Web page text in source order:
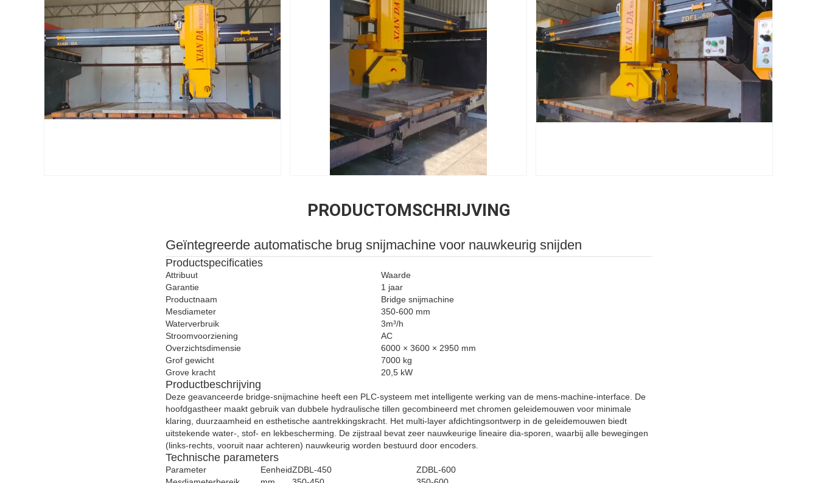
PRODUCTOMSCHRIJVING
Geïntegreerde automatische brug snijmachine voor nauwkeurig snijden
Productspecificaties
Attribuut
Waarde
Garantie
1 jaar
Productnaam
Bridge snijmachine
Mesdiameter
350-600 mm
Waterverbruik
3m³/h
Stroomvoorziening
AC
Overzichtsdimensie
6000 × 3600 × 2950 mm
Grof gewicht
7000 kg
Grove kracht
20,5 kW
Productbeschrijving
Deze geavanceerde bridge-snijmachine heeft een PLC-systeem met intelligente werking van de mens-machine-interface. De
hoofdgastheer maakt gebruik van dubbele hydraulische tillen gecombineerd met chromen geleidemouwen voor minimale
klaring, duurzaamheid en esthetische aantrekkingskracht. Het multi-layer afdichtingsontwerp in de geleidemouwen biedt
uitstekende water-, stof- en lekbescherming. De zijstraal bevat zeer nauwkeurige lineaire dia-sporen, waarbij alle bewegingen
(links-rechts, vooruit naar achteren) nauwkeurig worden bestuurd door encoders.
Technische parameters
Parameter EenheidZDBL-450
ZDBL-600